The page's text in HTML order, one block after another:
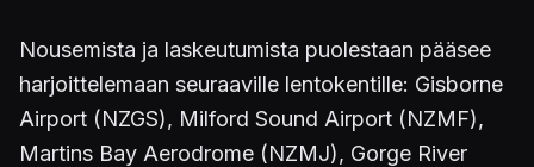
Nousemista ja laskeutumista puolestaan pääsee
harjoittelemaan seuraaville lentokentille: Gisborne
Airport (NZGS), Milford Sound Airport (NZMF),
Martins Bay Aerodrome (NZMJ), Gorge River